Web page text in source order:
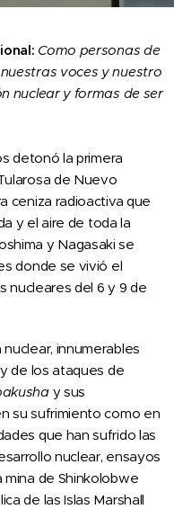
Como personas de
voces y nuestro
nuclear y formas de ser
detonó la primera
de Nuevo
ceniza radioactiva que
y el aire de toda la
y Nagasaki se
donde se vivió el
nucleares del 6 y 9 de
innumerables
de los ataques de
y sus
su sufrimiento como en
que han sufrido las
nuclear, ensayos
mina de Shinkolobwe
de las Islas Marshall